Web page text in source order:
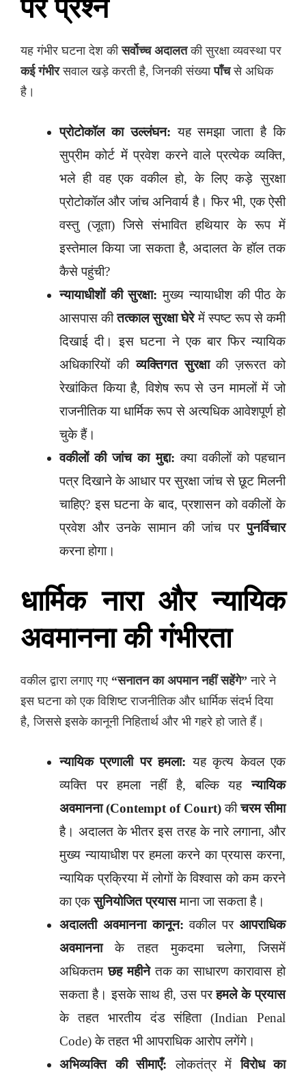
पर प्रश्न
यह गंभीर घटना देश कीसर्वोच्च अदालतकी सुरक्षा व्यवस्था पर
कई गंभीरसवाल खड़े करती है, जिनकी संख्यापाँचसे अधिक
है।
प्रोटोकॉल का उल्लंघन: यह समझा जाता है कि
सुप्रीम कोर्ट में प्रवेश करने वाले प्रत्येक व्यक्ति,
भले ही वह एक वकील हो, के लिए कड़े सुरक्षा
प्रोटोकॉल और जांच अनिवार्य है। फिर भी, एक ऐसी
वस्तु (जूता) जिसे संभावित हथियार के रूप में
इस्तेमाल किया जा सकता है, अदालत के हॉल तक
कैसे पहुंची?
न्यायाधीशों की सुरक्षा: मुख्य न्यायाधीश की पीठ के
आसपास कीतत्काल सुरक्षा घेरेमें स्पष्ट रूप से कमी
दिखाई दी। इस घटना ने एक बार फिर न्यायिक
अधिकारियों कीव्यक्तिगत सुरक्षाकी ज़रूरत को
रेखांकित किया है, विशेष रूप से उन मामलों में जो
राजनीतिक या धार्मिक रूप से अत्यधिक आवेशपूर्ण हो
चुके हैं।
वकीलों की जांच का मुद्दा: क्या वकीलों को पहचान
पत्र दिखाने के आधार पर सुरक्षा जांच से छूट मिलनी
चाहिए? इस घटना के बाद, प्रशासन को वकीलों के
प्रवेश और उनके सामान की जांच परपुनर्विचार
करना होगा।
धार्मिक नारा और न्यायिक
अवमानना की गंभीरता
वकील द्वारा लगाए गए “सनातन का अपमान नहीं सहेंगे” नारे ने
इस घटना को एक विशिष्ट राजनीतिक और धार्मिक संदर्भ दिया
है, जिससे इसके कानूनी निहितार्थ और भी गहरे हो जाते हैं।
न्यायिक प्रणाली पर हमला: यह कृत्य केवल एक
व्यक्ति पर हमला नहीं है, बल्कि यहन्यायिक
अवमानना (Contempt of Court)कीचरम सीमा
है। अदालत के भीतर इस तरह के नारे लगाना, और
मुख्य न्यायाधीश पर हमला करने का प्रयास करना,
न्यायिक प्रक्रिया में लोगों के विश्वास को कम करने
का एकसुनियोजित प्रयासमाना जा सकता है।
अदालती अवमानना कानून: वकील परआपराधिक
अवमाननाके तहत मुकदमा चलेगा, जिसमें
अधिकतमछह महीनेतक का साधारण कारावास हो
सकता है। इसके साथ ही, उस परहमले के प्रयास
के तहत भारतीय दंड संहिता (Indian Penal
Code) के तहत भी आपराधिक आरोप लगेंगे।
अभिव्यक्ति की सीमाएँ: लोकतंत्र मेंविरोध का